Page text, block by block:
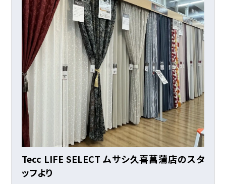
Tecc LIFE SELECT ムサシ久喜菖蒲店のスタ
ッフより